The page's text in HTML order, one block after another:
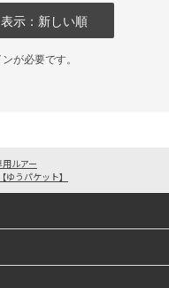
表示：新しい順
ンが必要です。
用ルアー
うパケット】